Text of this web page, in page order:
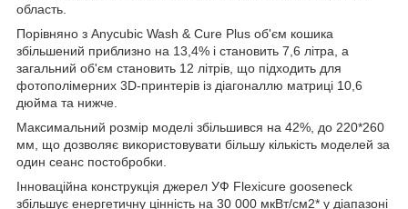
область.
Порівняно з Anycubic Wash & Cure Plus об'єм кошика
збільшений приблизно на 13,4% і становить 7,6 літра, а
загальний об'єм становить 12 літрів, що підходить для
фотополімерних 3D-принтерів із діагоналлю матриці 10,6
дюйма та нижче.
Максимальний розмір моделі збільшився на 42%, до 220*260
мм, що дозволяє використовувати більшу кількість моделей за
один сеанс постобробки.
Інноваційна конструкція джерел УФ Flexicure gooseneck
збільшує енергетичну цінність на 30 000 мкВт/см2* у діапазоні